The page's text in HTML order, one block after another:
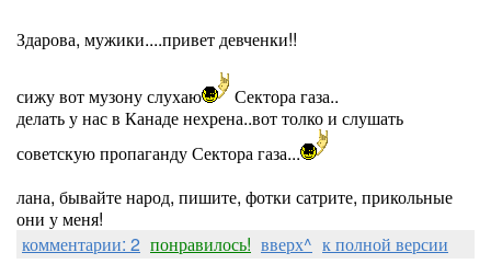
Здарова, мужики....привет девченки!!
сижу вот музону слухаю
Сектора газа..
делать у нас в Канаде нехрена..вот толко и слушать
советскую пропаганду Сектора газа...
лана, бывайте народ, пишите, фотки сатрите, прикольные
они у меня!
комментарии: 2 понравилось! вверх^ к полной версии